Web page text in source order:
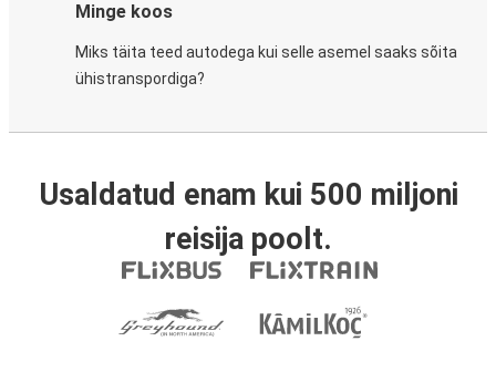
Minge koos
Miks täita teed autodega kui selle asemel saaks sõita
ühistranspordiga?
Usaldatud enam kui 500 miljoni
reisija poolt.